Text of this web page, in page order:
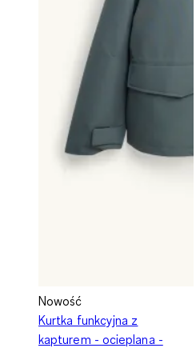
Nowość
Kurtka funkcyjna z
kapturem - ocieplana -